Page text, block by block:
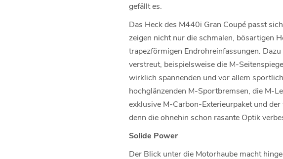
gefällt es.
Das Heck des M440i Gran Coupé passt
zeigen nicht nur die schmalen, bösartigen
trapezförmigen Endrohreinfassungen.
verstreut, beispielsweise die M-
wirklich spannenden und vor allem
hochglänzenden M-Sportbremsen, die M-
exklusive M-Carbon-Exterieurpaket und
denn die ohnehin schon rasante Optik
Solide Power
Der Blick unter die Motorhaube macht